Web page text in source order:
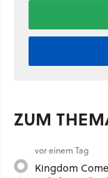
ZUM
vor einem Tag
Kingdom